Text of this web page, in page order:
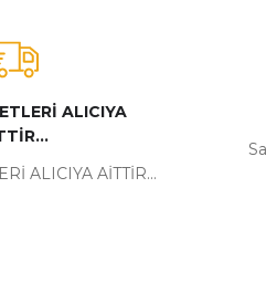
ALICIYA
ALICIYA AİTTİR...